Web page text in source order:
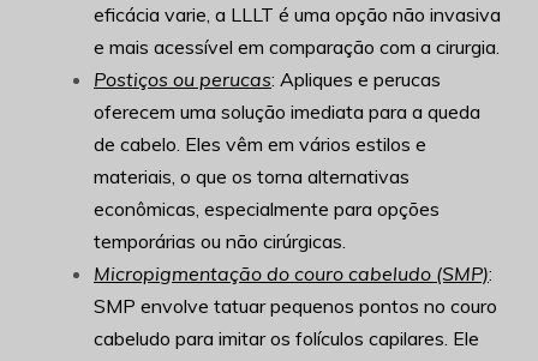
eficácia varie, a LLLT é uma opção não invasiva
e mais acessível em comparação com a cirurgia.
Postiços ou perucas: Apliques e perucas
oferecem uma solução imediata para a queda
de cabelo. Eles vêm em vários estilos e
materiais, o que os torna alternativas
econômicas, especialmente para opções
temporárias ou não cirúrgicas.
Micropigmentação do couro cabeludo (SMP):
SMP envolve tatuar pequenos pontos no couro
cabeludo para imitar os folículos capilares. Ele